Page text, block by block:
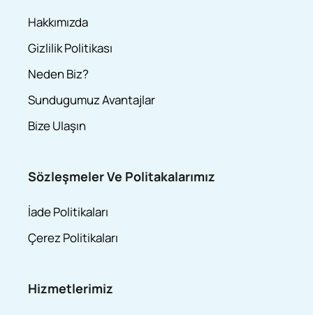
Hakkımızda
Gizlilik Politikası
Neden Biz?
Sundugumuz Avantajlar
Bize Ulaşın
Sözleşmeler Ve Politakalarımız
İade Politikaları
Çerez Politikaları
Hizmetlerimiz